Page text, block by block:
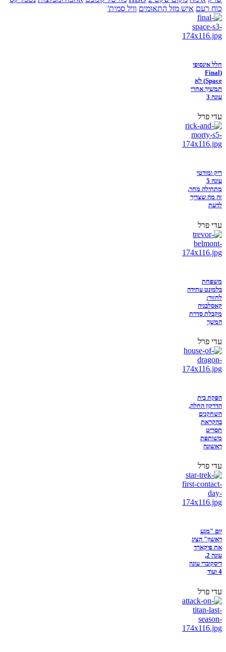
כוח רעם איש מזל התאומים וויל סמית'
חלל אינסופי
(Final
Space) לא
תמשיך אחרי
עונה 3
עדי פרל
ריק ומורטי
עונה 5
מתחילה מחר,
זה מה שצריך
לדעת
עדי פרל
משפחת
בלמונט עתידה
לחזור:
קאסלבניה
מקבלת סדרת
המשך
עדי פרל
הפקת בית
הדרקון החלה,
השחקנים
בהקראת
תסריט
משותפת
ראשונה
עדי פרל
יום "מגע
ראשון" הציג
את פיקארד
עונה 2,
דיסקוברי עונה
4 ועוד
עדי פרל